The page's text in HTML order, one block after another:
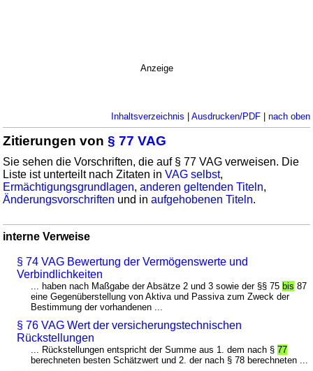
Anzeige
Inhaltsverzeichnis | Ausdrucken/PDF| nach oben
Zitierungen von§ 77 VAG
Sie sehen die Vorschriften, die auf § 77 VAG verweisen. Die
Liste ist unterteilt nach Zitaten inVAG selbst,
Ermächtigungsgrundlagen,anderen geltenden Titeln,
Änderungsvorschriften und inaufgehobenen Titeln.
interne Verweise
§ 74 VAG Bewertung der Vermögenswerte und
Verbindlichkeiten
... haben nach Maßgabe der Absätze 2 und 3 sowie der §§ 75bis 87
eine Gegenüberstellung von Aktiva und Passiva zum Zweck der
Bestimmung der vorhandenen ...
§ 76 VAG Wert der versicherungstechnischen
Rückstellungen
... Rückstellungen entspricht der Summe aus 1. dem nach §77
berechneten besten Schätzwert und 2. der nach § 78 berechneten ...